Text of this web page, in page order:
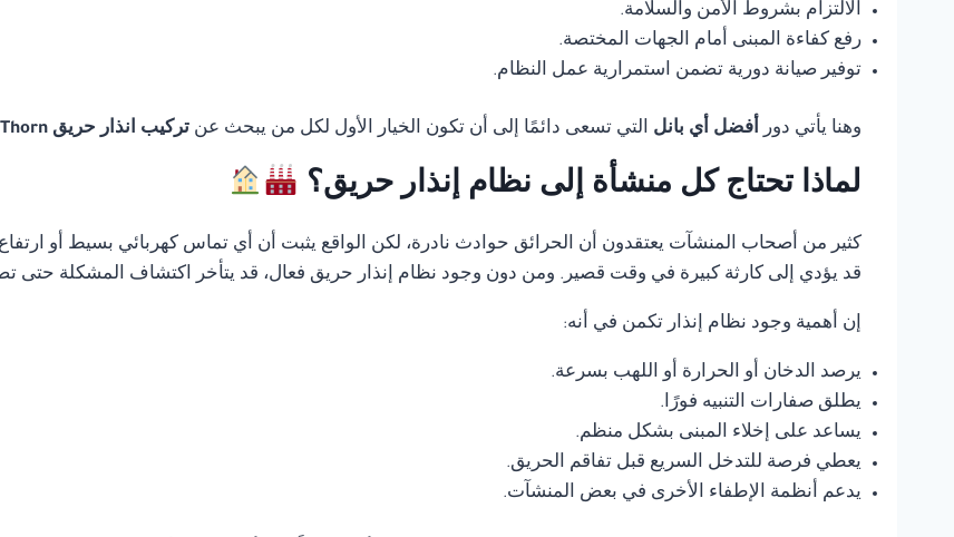
الالتزام بشروط الأمن والسلامة.
رفع كفاءة المبنى أمام الجهات المختصة.
توفير صيانة دورية تضمن استمرارية عمل النظام.
وهنا يأتي دور أفضل أي بانل التي تسعى دائمًا إلى أن تكون الخيار الأول لكل من يبحث عن تركيب انذار حريق Thorn في الجيزة
لماذا تحتاج كل منشأة إلى نظام إنذار حريق؟
كثير من أصحاب المنشآت يعتقدون أن الحرائق حوادث نادرة، لكن الواقع يثبت أن أي تماس كهربائي بسيط أو
قد يؤدي إلى كارثة كبيرة في وقت قصير. ومن دون وجود نظام إنذار حريق فعال، قد يتأخر اكتشاف المشكلة حتى
إن أهمية وجود نظام إنذار تكمن في أنه:
يرصد الدخان أو الحرارة أو اللهب بسرعة.
يطلق صفارات التنبيه فورًا.
يساعد على إخلاء المبنى بشكل منظم.
يعطي فرصة للتدخل السريع قبل تفاقم الحريق.
يدعم أنظمة الإطفاء الأخرى في بعض المنشآت.